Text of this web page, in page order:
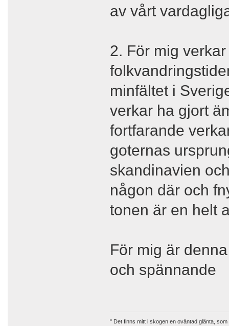
av vårt
2. För mig
minfältet i
verkar ha gjort
fortfarande
goternas
skandinavien
någon där och
tonen är en helt
För mig är
och spännande
" Det finns mitt i skogen en oväntad glänta,